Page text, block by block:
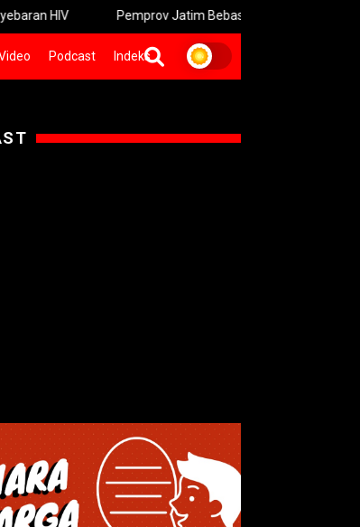
Pemprov Jatim Bebaskan Denda PKB bagi Driver Ojol
Podcast Indeks